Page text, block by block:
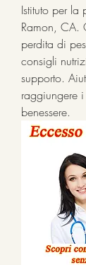
Istituto per
Ramon, CA.
perdita di
consigli
supporto.
raggiungere
benessere.